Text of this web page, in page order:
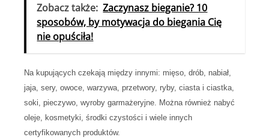
Zobacz także: Zaczynasz bieganie? 10
sposobów, by motywacja do biegania Cię
nie opuściła!
Na kupujących czekają między innymi: mięso, drób, nabiał,
jaja, sery, owoce, warzywa, przetwory, ryby, ciasta i ciastka,
soki, pieczywo, wyroby garmażeryjne. Można również nabyć
oleje, kosmetyki, środki czystości i wiele innych
certyfikowanych produktów.